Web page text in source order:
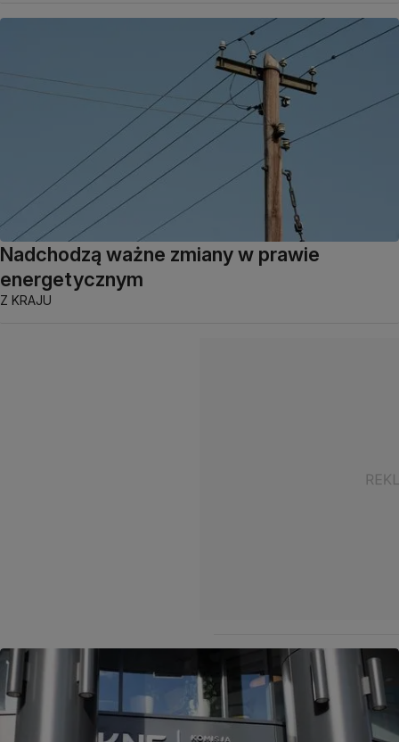
Nadchodzą ważne zmiany w prawie
energetycznym
Z KRAJU